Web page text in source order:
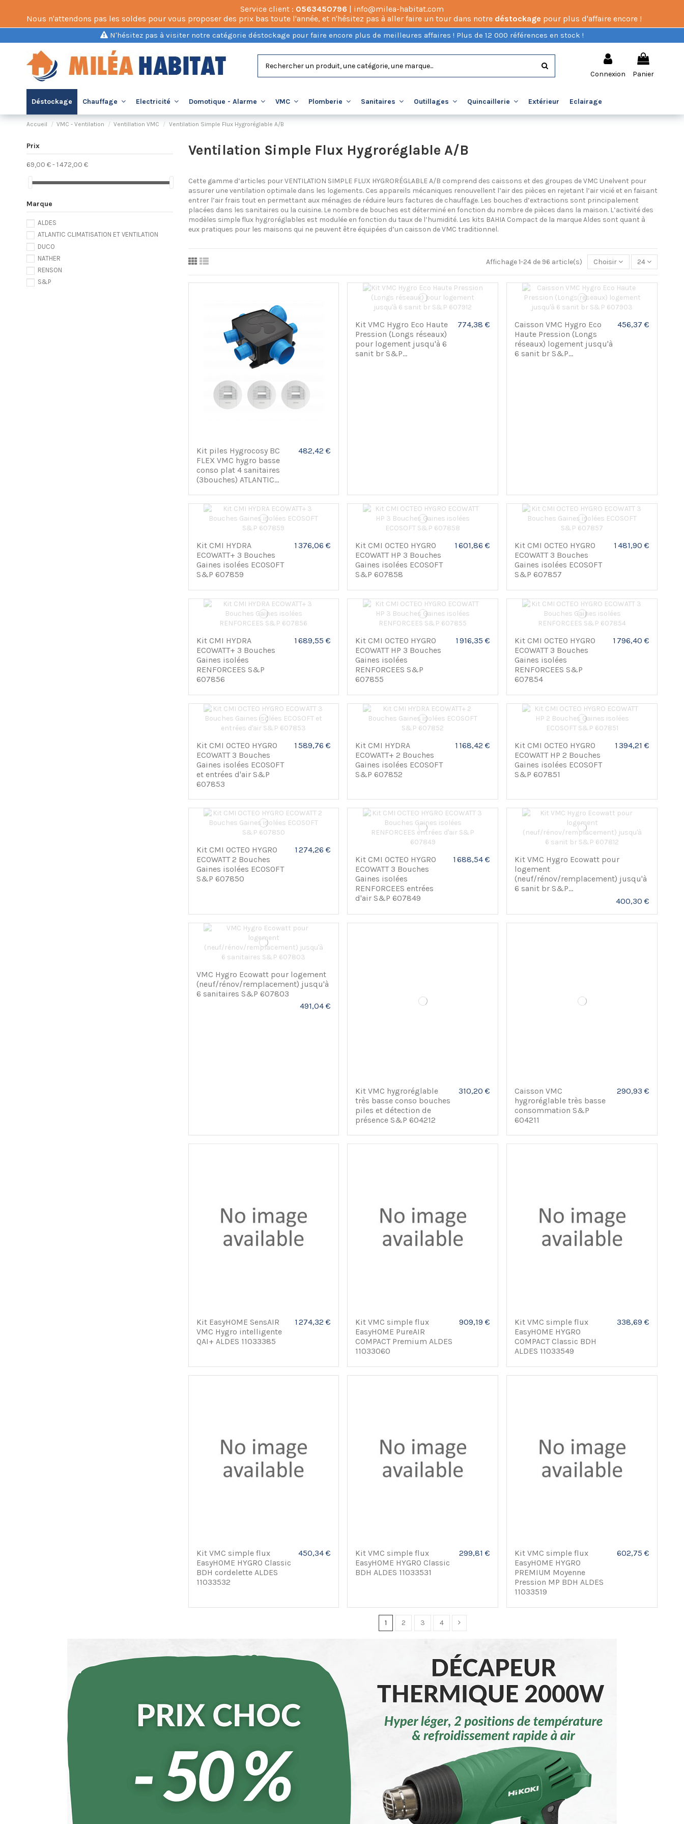
Service client : 0563450796 | info@milea-habitat.com
Nous n'attendons pas les soldes pour vous proposer des prix bas toute l'année, et n'hésitez pas à aller faire un tour dans notre déstockage pour plus d'affaire encore !
N'hésitez pas à visiter notre catégorie déstockage pour faire encore plus de meilleures affaires ! Plus de 12 000 références en stock !
Connexion Panier
Déstockage Chauffage Electricité Domotique - Alarme VMC Plomberie Sanitaires Outillages Quincaillerie Extérieur Eclairage
Accueil VMC - Ventilation Ventillation VMC Ventilation Simple Flux Hygroréglable A/B
Ventilation Simple Flux Hygroréglable A/B
Cette gamme d’articles pour VENTILATION SIMPLE FLUX HYGRORÉGLABLE A/B comprend des caissons et des groupes de VMC Unelvent pour
assurer une ventilation optimale dans les logements. Ces appareils mécaniques renouvellent l’air des pièces en rejetant l’air vicié et en faisant
entrer l’air frais tout en permettant aux ménages de réduire leurs factures de chauffage. Les bouches d’extractions sont principalement
placées dans les sanitaires ou la cuisine. Le nombre de bouches est déterminé en fonction du nombre de pièces dans la maison. L’activité des
modèles simple flux hygroréglables est modulée en fonction du taux de l’humidité. Les kits BAHIA Compact de la marque Aldes sont quant à
eux pratiques pour les maisons qui ne peuvent être équipées d’un caisson de VMC traditionnel.
Affichage 1-24 de 96 article(s) Choisir 24
Kit piles Hygrocosy BC
FLEX VMC hygro basse
conso plat 4 sanitaires
(3bouches) ATLANTIC...
482,42 €
Kit VMC Hygro Eco Haute
Pression (Longs réseaux)
pour logement jusqu'à 6
sanit br S&P...
774,38 €
Caisson VMC Hygro Eco
Haute Pression (Longs
réseaux) logement jusqu'à
6 sanit br S&P...
456,37 €
Kit CMI HYDRA
ECOWATT+ 3 Bouches
Gaines isolées ECOSOFT
S&P 607859
1 376,06 €
Kit CMI OCTEO HYGRO
ECOWATT HP 3 Bouches
Gaines isolées ECOSOFT
S&P 607858
1 601,86 €
Kit CMI OCTEO HYGRO
ECOWATT 3 Bouches
Gaines isolées ECOSOFT
S&P 607857
1 481,90 €
Kit CMI HYDRA
ECOWATT+ 3 Bouches
Gaines isolées
RENFORCEES S&P
607856
1 689,55 €
Kit CMI OCTEO HYGRO
ECOWATT HP 3 Bouches
Gaines isolées
RENFORCEES S&P
607855
1 916,35 €
Kit CMI OCTEO HYGRO
ECOWATT 3 Bouches
Gaines isolées
RENFORCEES S&P
607854
1 796,40 €
Kit CMI OCTEO HYGRO
ECOWATT 3 Bouches
Gaines isolées ECOSOFT
et entrées d'air S&P
607853
1 589,76 €
Kit CMI HYDRA
ECOWATT+ 2 Bouches
Gaines isolées ECOSOFT
S&P 607852
1 168,42 €
Kit CMI OCTEO HYGRO
ECOWATT HP 2 Bouches
Gaines isolées ECOSOFT
S&P 607851
1 394,21 €
Kit CMI OCTEO HYGRO
ECOWATT 2 Bouches
Gaines isolées ECOSOFT
S&P 607850
1 274,26 €
Kit CMI OCTEO HYGRO
ECOWATT 3 Bouches
Gaines isolées
RENFORCEES entrées
d'air S&P 607849
1 688,54 €
Kit VMC Hygro Ecowatt pour
logement
(neuf/rénov/remplacement) jusqu'à
6 sanit br S&P...
400,30 €
VMC Hygro Ecowatt pour logement
(neuf/rénov/remplacement) jusqu'à
6 sanitaires S&P 607803
491,04 €
Kit EasyHOME SensAIR
VMC Hygro intelligente
QAI+ ALDES 11033385
Kit VMC simple flux
EasyHOME PureAIR
COMPACT Premium ALDES
11033060
Kit VMC simple flux
EasyHOME HYGRO
COMPACT Classic BDH
ALDES 11033549
Kit VMC simple flux
EasyHOME HYGRO Classic
BDH cordelette ALDES
11033532
Kit VMC simple flux
EasyHOME HYGRO Classic
BDH ALDES 11033531
Kit VMC simple flux
EasyHOME HYGRO
PREMIUM Moyenne
Pression MP BDH ALDES
11033519
Prix
69,00 € - 1 472,00 €
Marque
ALDES
ATLANTIC CLIMATISATION ET VENTILATION
DUCO
NATHER
RENSON
S&P